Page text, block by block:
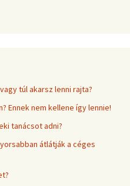
túl akarsz lenni rajta?
Ennek nem kellene így lennie!
tanácsot adni?
átlátják a céges